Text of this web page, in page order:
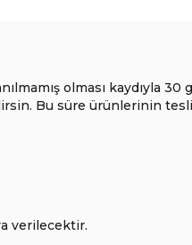
olması kaydıyla 30
Bu süre ürünlerinin
verilecektir.